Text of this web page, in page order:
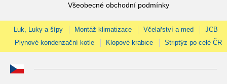
Všeobecné obchodní podmínky
Luk, Luky a šípy Montáž klimatizace Včelařství a med
JCB
Plynové kondenzační kotle
Klopové krabice Striptýz po celé ČR